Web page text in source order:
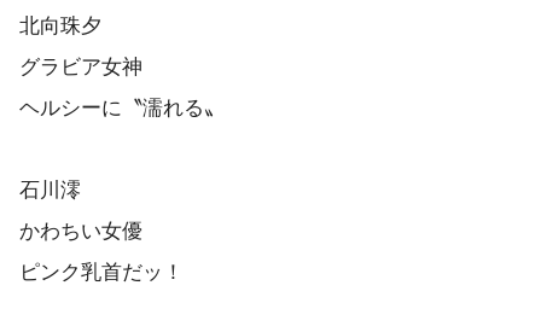
北向珠夕
グラビア女神
ヘルシーに〝濡れる〟
石川澪
かわちい女優
ピンク乳首だッ！